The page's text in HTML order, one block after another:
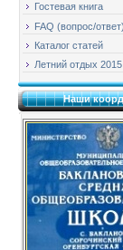
Гостевая книга
FAQ (вопрос/ответ)
Каталог статей
Летний отдых 2015
Наши